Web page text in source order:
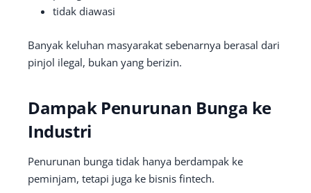
tidak diawasi
Banyak keluhan masyarakat sebenarnya berasal dari
pinjol ilegal, bukan yang berizin.
Dampak Penurunan Bunga ke
Industri
Penurunan bunga tidak hanya berdampak ke
peminjam, tetapi juga ke bisnis fintech.